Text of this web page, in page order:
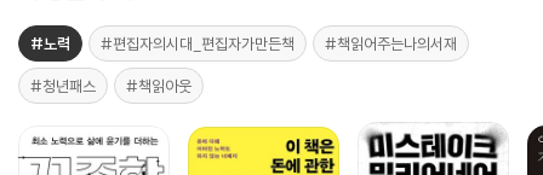
#노력 #편집자의시대_편집자가만든책 #책읽어주는나의서재
#청년패스 #책읽아웃